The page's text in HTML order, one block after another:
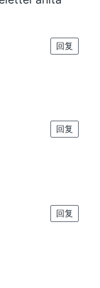
回复
回复
回复